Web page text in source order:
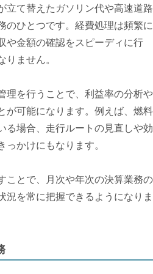
立て替えたガソリン代や高速道路
のひとつです。経費処理は頻繁に
や金額の確認をスピーディに行
りません。
理を行うことで、利益率の分析や
が可能になります。例えば、燃料
る場合、走行ルートの見直しや効
かけにもなります。
ことで、月次や年次の決算業務の
況を常に把握できるようになりま